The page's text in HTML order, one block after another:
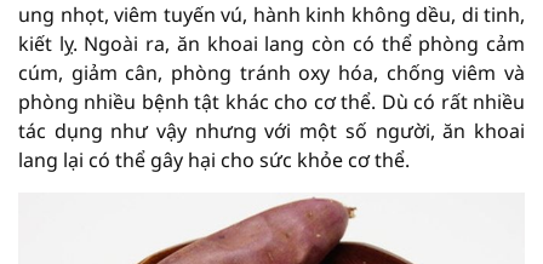
ung nhọt, viêm tuyến vú, hành kinh không dều, di tinh,
kiết lỵ. Ngoài ra, ăn khoai lang còn có thể phòng cảm
cúm, giảm cân, phòng tránh oxy hóa, chống viêm và
phòng nhiều bệnh tật khác cho cơ thể. Dù có rất nhiều
tác dụng như vậy nhưng với một số người, ăn khoai
lang lại có thể gây hại cho sức khỏe cơ thể.